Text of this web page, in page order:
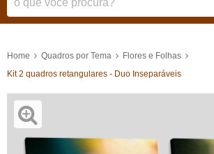
Home Quadros por Tema
Flores e Folhas
Kit 2 quadros retangulares - Duo Inseparáveis